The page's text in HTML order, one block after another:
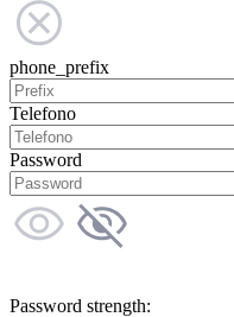
phone_prefix
Telefono
Password
Password strength: